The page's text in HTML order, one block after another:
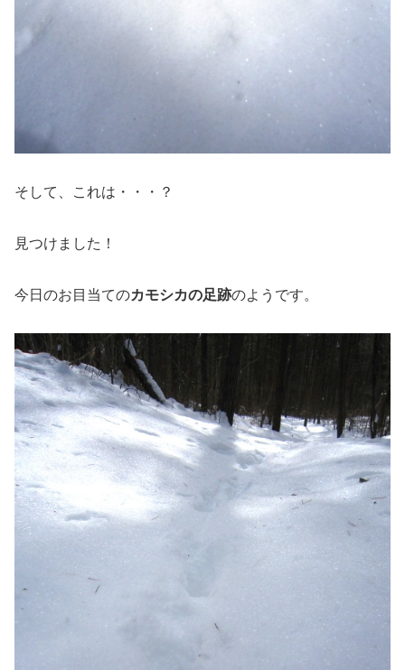
そして、これは・・・？
見つけました！
今日のお目当てのカモシカの足跡のようです。